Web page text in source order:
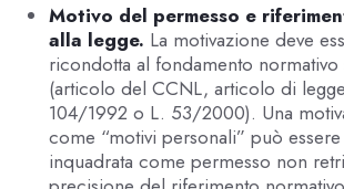
Motivo del permesso e
alla legge. La motivazione deve
ricondotta al fondamento
(articolo del CCNL, articolo di
104/1992 o L. 53/2000). Una
come “motivi personali” può
inquadrata come permesso non